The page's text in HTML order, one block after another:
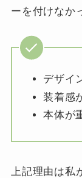
ーを付けなか
デザイ
装着感
本体が
上記理由は私